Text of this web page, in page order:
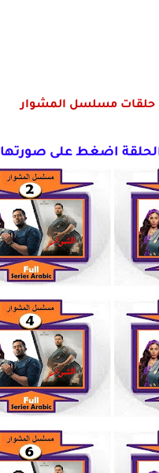
حلقات مسلسل المشوار
اضغط على صورتها